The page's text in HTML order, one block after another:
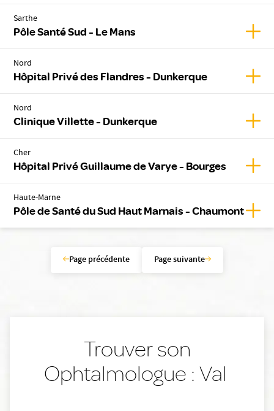
Sarthe
Pôle Santé Sud - Le Mans
Nord
Hôpital Privé des Flandres - Dunkerque
Nord
Clinique Villette - Dunkerque
Cher
Hôpital Privé Guillaume de Varye - Bourges
Haute-Marne
Pôle de Santé du Sud Haut Marnais - Chaumont
Page précédente Page suivante
Trouver son
Ophtalmologue : Val